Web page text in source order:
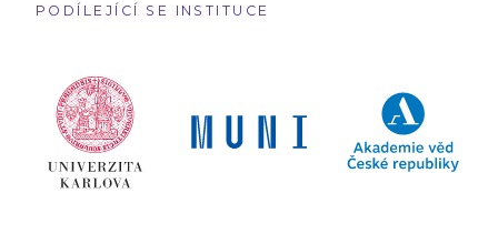
PODÍLEJÍCÍ SE INSTITUCE